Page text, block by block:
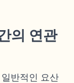
의 연관
반적인 요산